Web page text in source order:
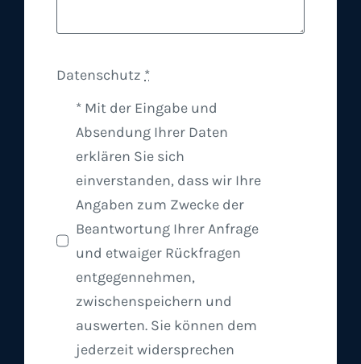
Datenschutz *
* Mit der Eingabe und
Absendung Ihrer Daten
erklären Sie sich
einverstanden, dass wir Ihre
Angaben zum Zwecke der
Beantwortung Ihrer Anfrage
und etwaiger Rückfragen
entgegennehmen,
zwischenspeichern und
auswerten. Sie können dem
jederzeit widersprechen